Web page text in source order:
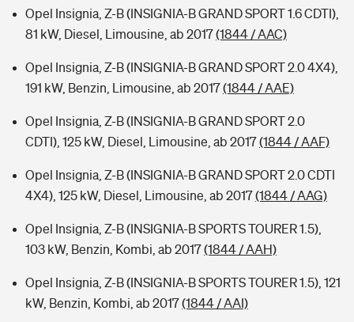
Opel Insignia, Z-B (INSIGNIA-B GRAND SPORT 1.6 CDTI),
81 kW, Diesel, Limousine, ab 2017(1844 / AAC)
Opel Insignia, Z-B (INSIGNIA-B GRAND SPORT 2.0 4X4),
191 kW, Benzin, Limousine, ab 2017(1844 / AAE)
Opel Insignia, Z-B (INSIGNIA-B GRAND SPORT 2.0
CDTI), 125 kW, Diesel, Limousine, ab 2017(1844 / AAF)
Opel Insignia, Z-B (INSIGNIA-B GRAND SPORT 2.0 CDTI
4X4), 125 kW, Diesel, Limousine, ab 2017(1844 / AAG)
Opel Insignia, Z-B (INSIGNIA-B SPORTS TOURER 1.5),
103 kW, Benzin, Kombi, ab 2017(1844 / AAH)
Opel Insignia, Z-B (INSIGNIA-B SPORTS TOURER 1.5), 121
kW, Benzin, Kombi, ab 2017(1844 / AAI)